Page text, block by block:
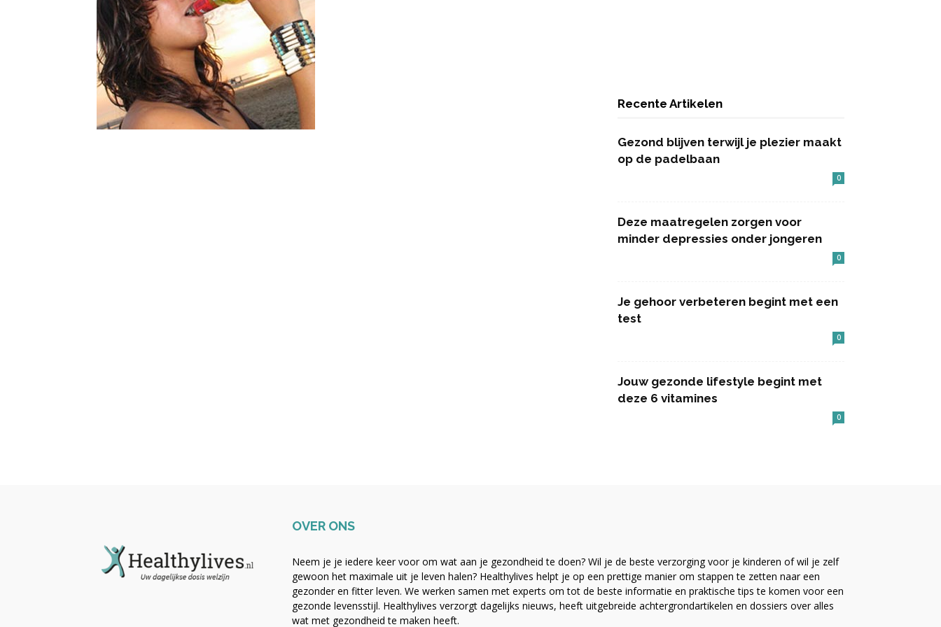
Recente Artikelen
Gezond blijven terwijl je plezier maakt
op de padelbaan
0
Deze maatregelen zorgen voor
minder depressies onder jongeren
0
Je gehoor verbeteren begint met een
test
0
Jouw gezonde lifestyle begint met
deze 6 vitamines
0
OVER ONS
Neem je je iedere keer voor om wat aan je gezondheid te doen? Wil je de beste verzorging voor je kinderen of wil je zelf
gewoon het maximale uit je leven halen? Healthylives helpt je op een prettige manier om stappen te zetten naar een
gezonder en fitter leven. We werken samen met experts om tot de beste informatie en praktische tips te komen voor een
gezonde levensstijl. Healthylives verzorgt dagelijks nieuws, heeft uitgebreide achtergrondartikelen en dossiers over alles
wat met gezondheid te maken heeft.